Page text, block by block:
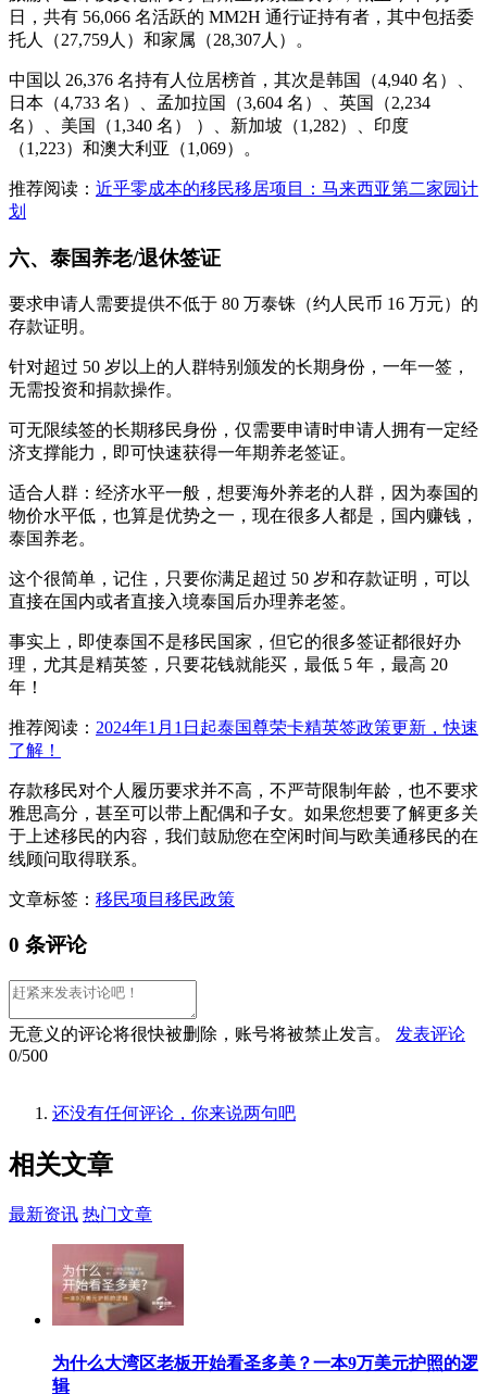
日，共有 56,066 名活跃的 MM2H 通行证持有者，其中包括委
托人（27,759人）和家属（28,307人）。
中国以 26,376 名持有人位居榜首，其次是韩国（4,940 名）、
日本（4,733 名）、孟加拉国（3,604 名）、英国（2,234
名）、美国（1,340 名） ）、新加坡（1,282）、印度
（1,223）和澳大利亚（1,069）。
推荐阅读： 近乎零成本的移民移居项目：马来西亚第二家园计
划
六、泰国养老/退休签证
要求申请人需要提供不低于 80 万泰铢（约人民币 16 万元）的
存款证明。
针对超过 50 岁以上的人群特别颁发的长期身份，一年一签，
无需投资和捐款操作。
可无限续签的长期移民身份，仅需要申请时申请人拥有一定经
济支撑能力，即可快速获得一年期养老签证。
适合人群：经济水平一般，想要海外养老的人群，因为泰国的
物价水平低，也算是优势之一，现在很多人都是，国内赚钱，
泰国养老。
这个很简单，记住，只要你满足超过 50 岁和存款证明，可以
直接在国内或者直接入境泰国后办理养老签。
事实上，即使泰国不是移民国家，但它的很多签证都很好办
理，尤其是精英签，只要花钱就能买，最低 5 年，最高 20
年！
推荐阅读： 2024年1月1日起泰国尊荣卡精英签政策更新，快速
了解！
存款移民对个人履历要求并不高，不严苛限制年龄，也不要求
雅思高分，甚至可以带上配偶和子女。如果您想要了解更多关
于上述移民的内容，我们鼓励您在空闲时间与欧美通移民的在
线顾问取得联系。
文章标签： 移民项目 移民政策
0 条评论
无意义的评论将很快被删除，账号将被禁止发言。
发表评论
0/500
还没有任何评论，你来说两句吧
相关文章
最新资讯 热门文章
为什么大湾区老板开始看圣多美？一本9万美元护照的逻
辑